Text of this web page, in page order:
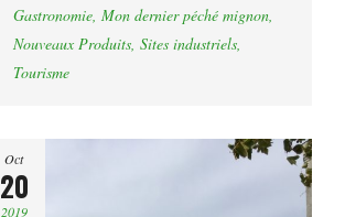
Gastronomie, Mon dernier péché mignon,
Nouveaux Produits, Sites industriels,
Tourisme
Oct
20
2019